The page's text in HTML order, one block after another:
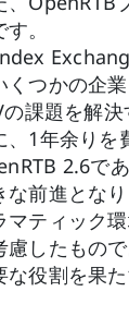
。
つかの企
課題を解
1年余りを
2.6で
前進とな
ティック
したもの
役割を果